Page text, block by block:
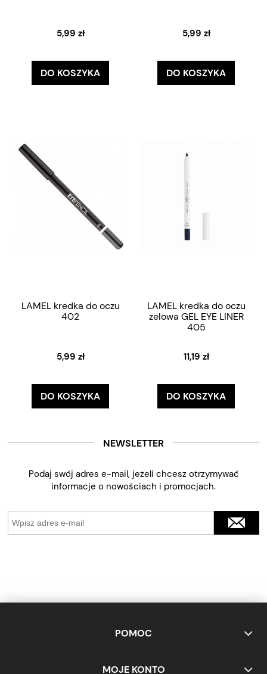
5,99 zł
DO KOSZYKA
5,99 zł
DO KOSZYKA
LAMEL kredka do oczu
402
5,99 zł
DO KOSZYKA
LAMEL kredka do oczu
żelowa GEL EYE LINER
405
11,19 zł
DO KOSZYKA
NEWSLETTER
Podaj swój adres e-mail, jeżeli chcesz otrzymywać
informacje o nowościach i promocjach.
POMOC
MOJE KONTO